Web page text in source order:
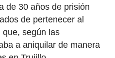
de 30 años de prisión
de pertenecer al
que, según las
a aniquilar de manera